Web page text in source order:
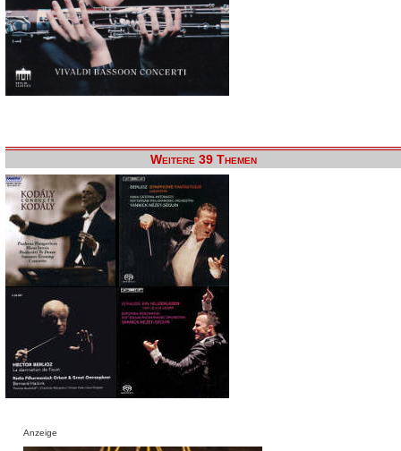
Weitere 39 Themen
Anzeige